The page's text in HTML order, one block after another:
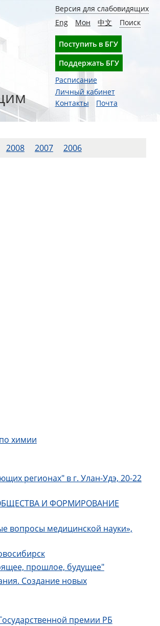
Версия для слабовидящих
Eng
Мон 中文 Поиск
Поступить в БГУ
Поддержать БГУ
Расписание
Личный кабинет
Контакты
Почта
2008 2007 2006
химии
регионах" в г. Улан-Удэ, 20-22
ОБЩЕСТВА И ФОРМИРОВАНИЕ
вопросы медицинской науки»,
прошлое, будущее"
Создание новых
премии РБ